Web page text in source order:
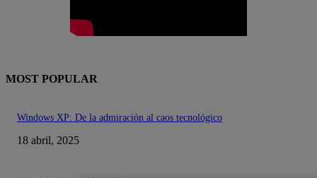
MOST POPULAR
Windows XP: De la admiración al caos tecnológico
18 abril, 2025